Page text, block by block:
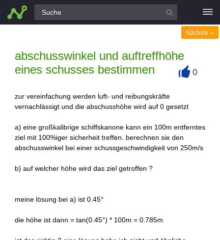
Alle Fragen
abschusswinkel und auftreffhöhe
eines schusses bestimmen
Nächste »
0
zur vereinfachung werden luft- und reibungskräfte
vernachlässigt und die abschusshöhe wird auf 0 gesetzt
a) eine großkalibrige schiffskanone kann ein 100m entferntes
ziel mit 100%iger sicherheit treffen. berechnen sie den
abschusswinkel bei einer schussgeschwindigkeit von 250m/s
b) auf welcher höhe wird das ziel getroffen ?
meine lösung bei a) ist 0.45°
die höhe ist dann = tan(0.45°) * 100m = 0.785m